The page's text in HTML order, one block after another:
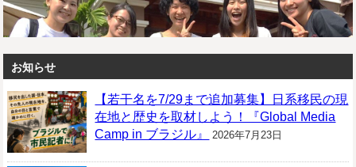
お知らせ
【若干名を7/29まで追加募集】日系移民の現
在地と歴史を取材しよう！『Global Media
Camp in ブラジル』
2026年7月23日